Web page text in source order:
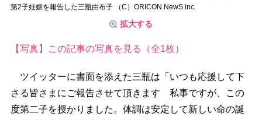
第2子妊娠を報告した三瓶由布子 （C）ORICON NewS inc.
拡大する
【写真】この記事の写真を見る（全1枚）
ツイッターに書面を添えた三瓶は「いつも応援して下
さる皆さまにご報告させて頂きます 私事ですが、この
度第二子を授かりました。体調は安定して新しい命の誕